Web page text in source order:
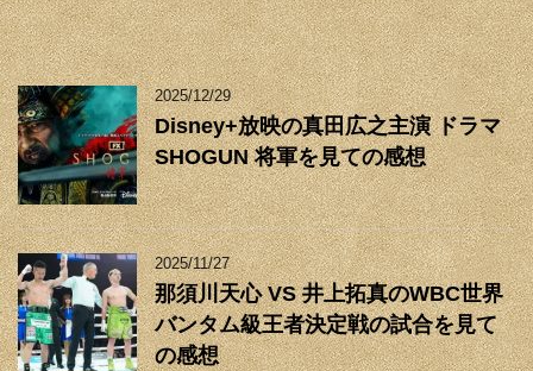
2025/12/29
Disney+放映の真田広之主演 ドラマ
SHOGUN 将軍を見ての感想
2025/11/27
那須川天心 VS 井上拓真のWBC世界
バンタム級王者決定戦の試合を見て
の感想